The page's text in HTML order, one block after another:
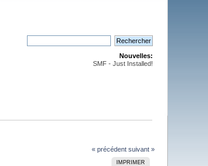
Nouvelles:
SMF - Just Installed!
« précédent suivant »
IMPRIMER